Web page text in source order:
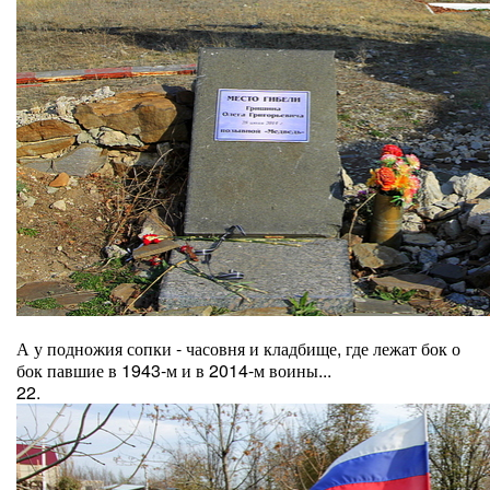
А у подножия сопки - часовня и кладбище, где лежат бок о
бок павшие в 1943-м и в 2014-м воины...
22.